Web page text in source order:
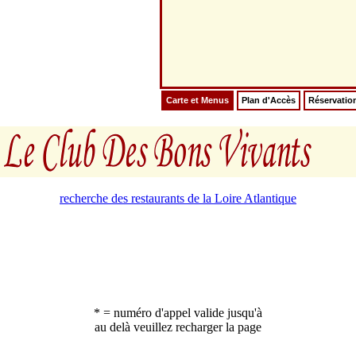
Carte et Menus Plan d'Accès
recherche des restaurants de la Loire Atlantique
* = numéro d'appel valide jusqu'à
au delà veuillez recharger la page